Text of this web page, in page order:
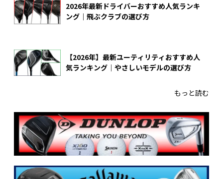
2026年最新ドライバーおすすめ人気ランキ
ング｜飛ぶクラブの選び方
【2026年】最新ユーティリティおすすめ人
気ランキング｜やさしいモデルの選び方
もっと読む